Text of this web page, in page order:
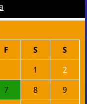
F S
S
1
2
7 8
9